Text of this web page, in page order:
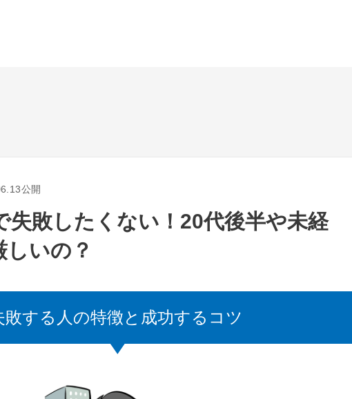
公開
失敗したくない！20代後半や未経
しいの？
敗する人の特徴と成功するコツ